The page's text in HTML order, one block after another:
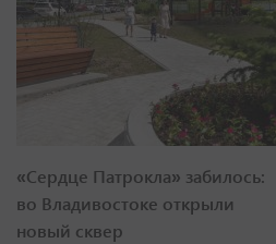
«Сердце Патрокла» забилось:
во Владивостоке открыли
новый сквер